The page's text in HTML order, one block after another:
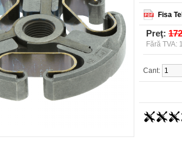
Fisa
Preţ:
Fără TVA:
Cant: